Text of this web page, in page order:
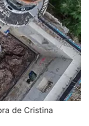
de Cristina